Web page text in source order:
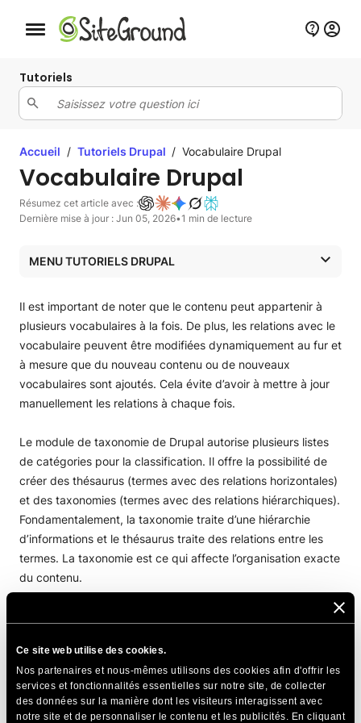
Ce site web utilise des cookies.
Nos partenaires et nous-mêmes utilisons des cookies afin d'offrir les
services et fonctionnalités essentielles sur notre site, de collecter
des données sur la manière dont les visiteurs interagissent avec
notre site et de personnaliser le contenu et les publicités. En cliquant
Bouton de navigation mobile
Tutoriels
Accueil / Tutoriels Drupal / Vocabulaire Drupal
Vocabulaire Drupal
Résumez cet article avec :
Dernière mise à jour : Jun 05, 2026•1 min de lecture
MENU TUTORIELS DRUPAL
Tutoriels Drupal
Installation de Drupal
Installer Drupal via le gestionnaire d’applications
Créer un site web avec Drupal
Rechercher et installer un thème
Créez la page d’accueil de votre site web
Créer des articles et des pages Drupal
Ajouter et gérer un blog dans Drupal
Ajouter une page Contactez-nous
Liez vos profils sociaux
Créer des articles et des pages
Taxonomie
Vocabulaire
Gérer le vocabulaire
Publier du contenu
Tutoriel pour les utilisateurs
Contrôle d’accès
Administration Drupal
Configuration requise
Optimisation
Gestion des modules Drupal
Installer et utiliser les panneaux pour Drupal
Il est important de noter que le contenu peut appartenir à
plusieurs vocabulaires à la fois. De plus, les relations avec le
vocabulaire peuvent être modifiées dynamiquement au fur et
à mesure que du nouveau contenu ou de nouveaux
vocabulaires sont ajoutés. Cela évite d’avoir à mettre à jour
manuellement les relations à chaque fois.
Le module de taxonomie de Drupal autorise plusieurs listes
de catégories pour la classification. Il offre la possibilité de
créer des thésaurus (termes avec des relations horizontales)
et des taxonomies (termes avec des relations hiérarchiques).
Fondamentalement, la taxonomie traite d’une hiérarchie
d’informations et le thésaurus traite des relations entre les
termes. La taxonomie est ce qui affecte l’organisation exacte
du contenu.
> Taxonomie.